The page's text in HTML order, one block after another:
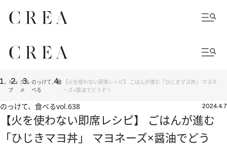
トッ
プ
グル
メ
のっけて、食
べる
【火を使わない即席レシピ】 ごはんが進む「ひじきマヨ丼」 マヨネ
ーズ×醤油でどうぞ！
のっけて、食べるvol.638 2024.4.7
【火を使わない即席レシピ】 ごはんが進む
「ひじきマヨ丼」 マヨネーズ×醤油でどう